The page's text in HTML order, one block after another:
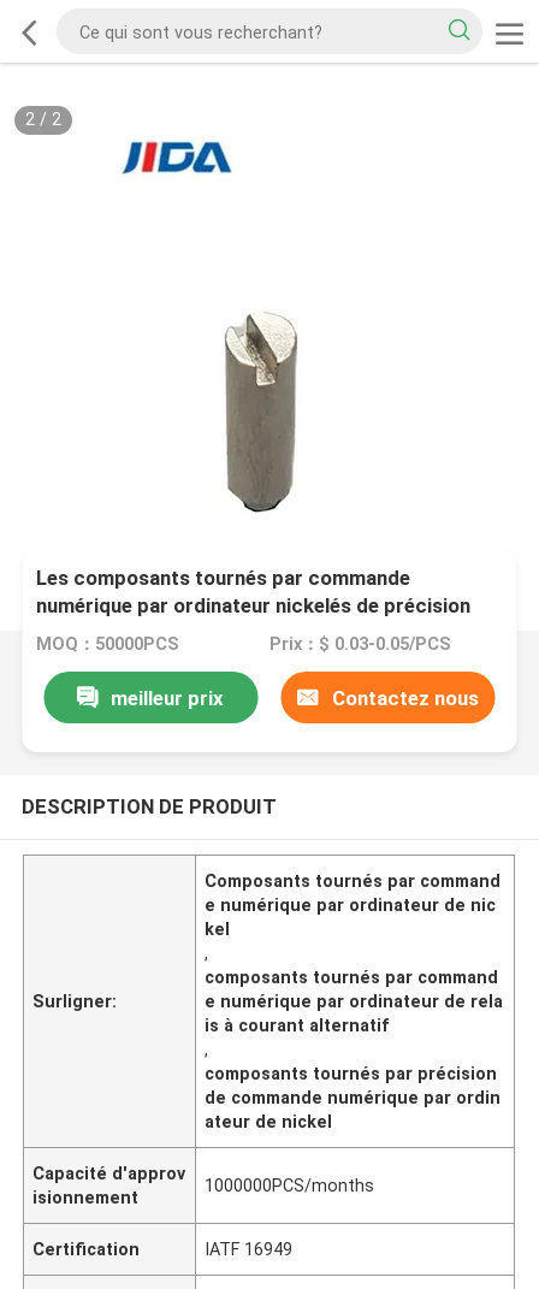
2/ 2
Les composants tournés par commande
numérique par ordinateur nickelés de précision
ont encoché le noyau de fer pour le relais à C.A.
MOQ：50000PCS Prix：$ 0.03-0.05/PCS
meilleur prix Contactez nous
DESCRIPTION DE PRODUIT
Surligner:
Composants tournés par command
e numérique par ordinateur de nic
kel
,
composants tournés par command
e numérique par ordinateur de rela
is à courant alternatif
,
composants tournés par précision
de commande numérique par ordin
ateur de nickel
Capacité d'approv
isionnement
1000000PCS/months
Certification IATF 16949